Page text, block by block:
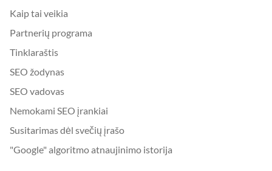
Kaip tai veikia
Partnerių programa
Tinklaraštis
SEO žodynas
SEO vadovas
Nemokami SEO įrankiai
Susitarimas dėl svečių įrašo
"Google" algoritmo atnaujinimo istorija